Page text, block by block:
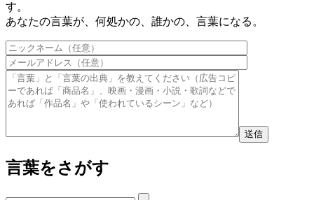
す。
あなたの言葉が、何処かの、誰かの、言葉になる。
このフィールドは空のままにしてください。
言葉をさがす